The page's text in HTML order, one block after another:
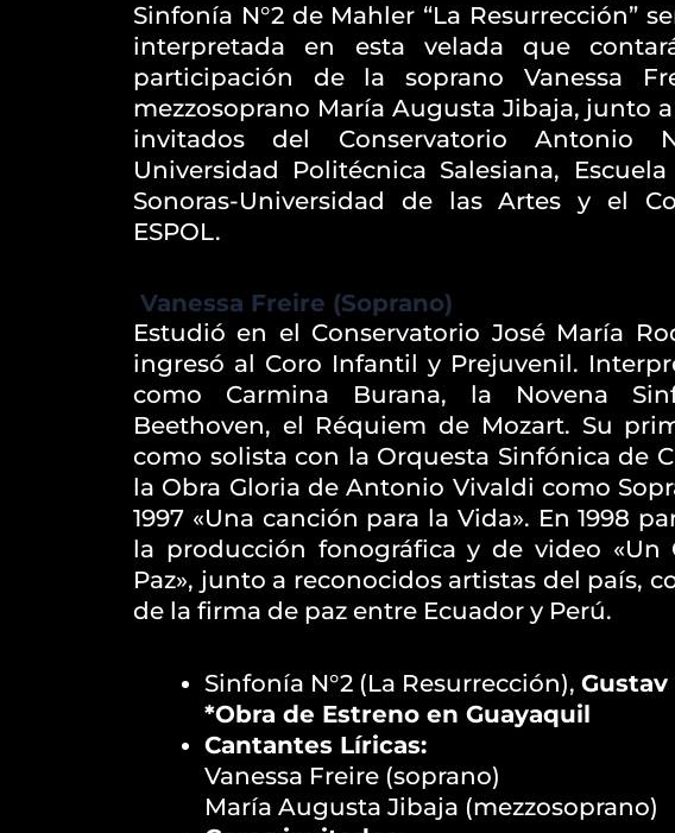
Sinfonía N°2 de Mahler “La Resurrección”
interpretada en esta velada que
participación de la soprano Vanessa
mezzosoprano María Augusta Jibaja, junto
invitados del Conservatorio Antonio
Universidad Politécnica Salesiana,
Sonoras-Universidad de las Artes y el
ESPOL.
Vanessa Freire (Soprano)
Estudió en el Conservatorio José María
ingresó al Coro Infantil y Prejuvenil.
como Carmina Burana, la Novena
Beethoven, el Réquiem de Mozart. Su
como solista con la Orquesta Sinfónica de
la Obra Gloria de Antonio Vivaldi como
1997 «Una canción para la Vida». En 1998
la producción fonográfica y de video «Un
Paz», junto a reconocidos artistas del país,
de la firma de paz entre Ecuador y Perú.
Sinfonía N°2 (La Resurrección),
*Obra de Estreno en Guayaquil
Cantantes Líricas:
Vanessa Freire (soprano)
María Augusta Jibaja (mezzosoprano)